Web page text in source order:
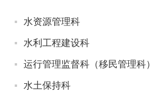
水资源管理科
水利工程建设科
运行管理监督科（移民管理科）
水土保持科